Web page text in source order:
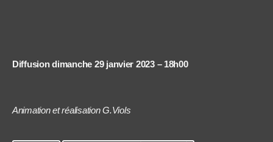
Diffusion dimanche 29 janvier 2023 – 18h00
Animation et réalisation G.Viols